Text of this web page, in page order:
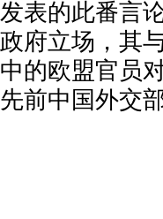
发表的此番言
政府立场，其
中的欧盟官员
先前中国外交